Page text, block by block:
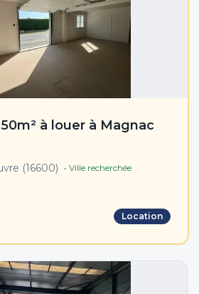
à louer à Magnac
(16600) • Ville recherchée
Location